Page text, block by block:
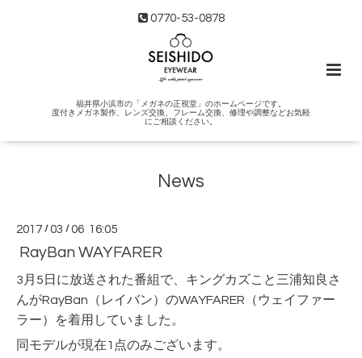
0770-53-0878
福井県小浜市の「メガネの正視堂」のホームページです。
度付きメガネ製作、レンズ交換、フレーム交換、修理や調整などお気軽
にご相談ください。
News
2017 /03 /06 16:05
RayBan WAYFARER
3月5日に放送された番組で、キングカズこと三浦知良さ
んがRayBan（レイバン）のWAYFARER（ウェイファー
ラー）を着用していました。
同モデルが現在1点のみございます。